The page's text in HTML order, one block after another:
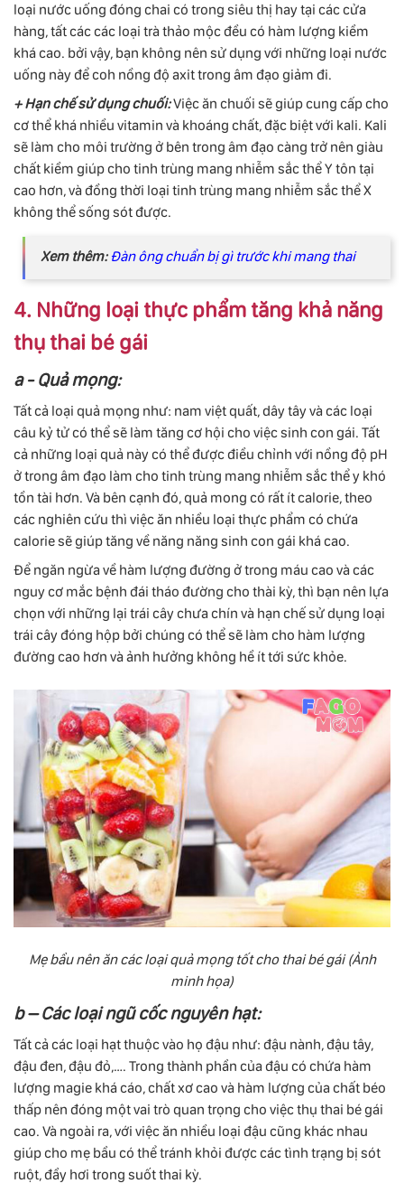
loại nước uống đóng chai có trong siêu thị hay tại các cửa
hàng, tất các các loại trà thảo mộc đều có hàm lượng kiềm
khá cao. bởi vậy, bạn không nên sử dụng với những loại nước
uống này để coh nồng độ axit trong âm đạo giảm đi.
+ Hạn chế sử dụng chuối:Việc ăn chuối sẽ giúp cung cấp cho
cơ thể khá nhiều vitamin và khoáng chất, đặc biệt với kali. Kali
sẽ làm cho môi trường ở bên trong âm đạo càng trở nên giàu
chất kiềm giúp cho tinh trùng mang nhiễm sắc thể Y tôn tại
cao hơn, và đồng thời loại tinh trùng mang nhiễm sắc thể X
không thể sống sót được.
Xem thêm: Đàn ông chuẩn bị gì trước khi mang thai
4. Những loại thực phẩm tăng khả năng
thụ thai bé gái
a - Quả mọng:
Tất cả loại quả mọng như: nam việt quất, dây tây và các loại
câu kỷ tử có thể sẽ làm tăng cơ hội cho việc sinh con gái. Tất
cả những loại quả này có thể được điều chỉnh với nồng độ pH
ở trong âm đạo làm cho tinh trùng mang nhiễm sắc thể y khó
tồn tài hơn. Và bên cạnh đó, quả mong có rất ít calorie, theo
các nghiên cứu thì việc ăn nhiều loại thực phẩm có chứa
calorie sẽ giúp tăng về năng năng sinh con gái khá cao.
Để ngăn ngừa về hàm lượng đường ở trong máu cao và các
nguy cơ mắc bệnh đái tháo đường cho thài kỳ, thì bạn nên lựa
chọn với những lại trái cây chưa chín và hạn chế sử dụng loại
trái cây đóng hộp bởi chúng có thể sẽ làm cho hàm lượng
đường cao hơn và ảnh hưởng không hề ít tới sức khỏe.
Mẹ bầu nên ăn các loại quả mọng tốt cho thai bé gái (Ảnh
minh họa)
b – Các loại ngũ cốc nguyên hạt:
Tất cả các loại hạt thuộc vào họ đậu như: đậu nành, đậu tây,
đậu đen, đậu đỏ,…. Trong thành phần của đậu có chứa hàm
lượng magie khá cáo, chất xơ cao và hàm lượng của chất béo
thấp nên đóng một vai trò quan trọng cho việc thụ thai bé gái
cao. Và ngoài ra, với việc ăn nhiều loại đậu cũng khác nhau
giúp cho mẹ bầu có thể tránh khỏi được các tình trạng bị sót
ruột, đầy hơi trong suốt thai kỳ.